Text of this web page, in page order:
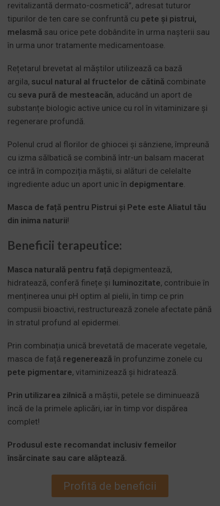
revitalizantă dermato-cosmetică”, adresat tuturor
tipurilor de ten care se confruntă cu pete și pistrui,
melasmă sau orice pete dobândite în urma nașterii sau
în urma unor tratamente medicamentoase.
Rețetarul brevetat al măștilor utilizează ca bază
argila, sucul natural al fructelor de cătină combinate
cu seva pură de mesteacăn, aducând un aport de
substanțe biologic active unice cu rol în vitaminizare și
regenerare profundă.
Polenul crud al florilor de ghiocei și sânziene, împreună
cu izma sălbatică se combină într-un balsam macerat
ce intră în compoziția măștii, si alături de celelalte
ingrediente aduc un aport unic în depigmentare.
Masca de față pentru Pistrui și Pete este Aliatul tău
din inima naturii!
Beneficii terapeutice:
Masca naturală pentru față depigmentează,
hidratează, conferă finețe și luminozitate, contribuie în
menținerea unui pH optim al pielii, în timp ce prin
compusii bioactivi, restructurează zonele afectate până
în stratul profund al epidermei.
Prin combinația unică brevetată de macerate vegetale,
masca de față regenerează în profunzime zonele cu
pete pigmentare, vitaminizează și hidratează.
Prin utilizarea zilnică a măștii, petele se diminuează
încă de la primele aplicări, iar în timp vor dispărea
complet!
Produsul este recomandat inclusiv femeilor
însărcinate sau care alăptează.
Profită de beneficii